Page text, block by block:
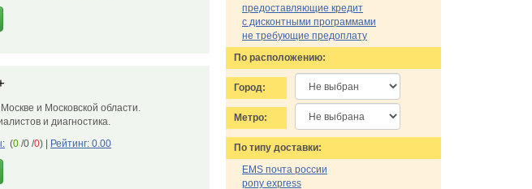
и Московской области.
и диагностика.
(0 /0 /0) Рейтинг: 0.00
предоставляющие кредит
с дисконтными программами
не требующие предоплату
По расположению:
Город:
Метро:
По типу доставки:
EMS почта россии
pony express